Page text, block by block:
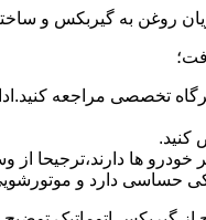
روغن به گیربکس و
تخصصی مراجعه
کنید.
ها دارند،ترجیحا از
حساسی دارد و